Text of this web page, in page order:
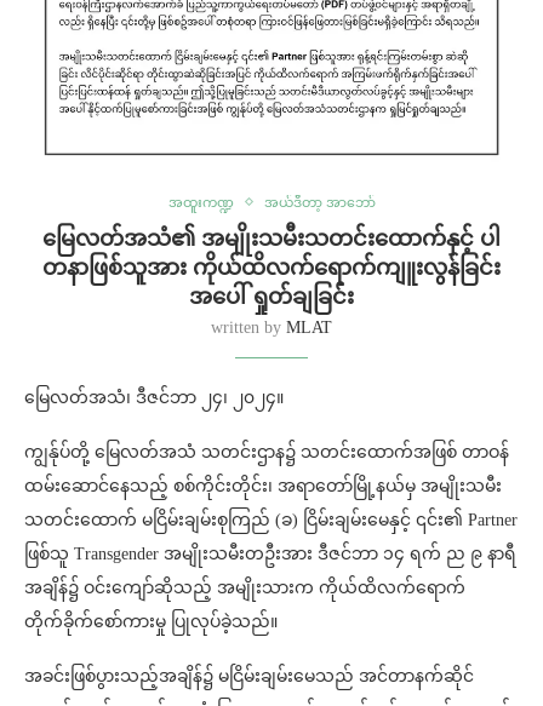
အထူးကဏ္ဍ အယ်ဒီတာ့ အာဘော်
မြေလတ်အသံ၏ အမျိုးသမီးသတင်းထောက်နှင့် ပါ
တနာဖြစ်သူအား ကိုယ်ထိလက်ရောက်ကျူးလွန်ခြင်း
အပေါ် ရှုတ်ချခြင်း
written by MLAT
မြေလတ်အသံ၊ ဒီဇင်ဘာ ၂၄၊ ၂၀၂၄။
ကျွန်ုပ်တို့ မြေလတ်အသံ သတင်းဌာန၌ သတင်းထောက်အဖြစ် တာဝန်
ထမ်းဆောင်နေသည့် စစ်ကိုင်းတိုင်း၊ အရာတော်မြို့နယ်မှ အမျိုးသမီး
သတင်းထောက် မငြိမ်းချမ်းစုကြည် (ခ) ငြိမ်းချမ်းမေနှင့် ၎င်း၏ Partner
ဖြစ်သူ Transgender အမျိုးသမီးတဦးအား ဒီဇင်ဘာ ၁၄ ရက် ည ၉ နာရီ
အချိန်၌ ဝင်းကျော်ဆိုသည့် အမျိုးသားက ကိုယ်ထိလက်ရောက်
တိုက်ခိုက်စော်ကားမှု ပြုလုပ်ခဲ့သည်။
အခင်းဖြစ်ပွားသည့်အချိန်၌ မငြိမ်းချမ်းမေသည် အင်တာနက်ဆိုင်